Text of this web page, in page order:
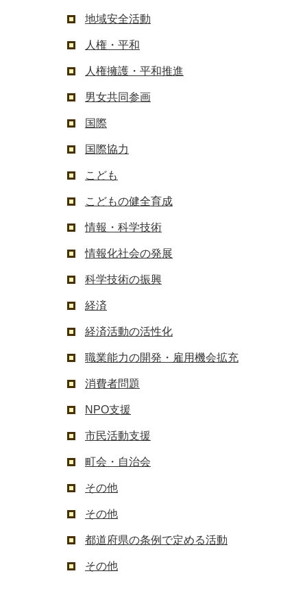
地域安全活動
人権・平和
人権擁護・平和推進
男女共同参画
国際
国際協力
こども
こどもの健全育成
情報・科学技術
情報化社会の発展
科学技術の振興
経済
経済活動の活性化
職業能力の開発・雇用機会拡充
消費者問題
NPO支援
市民活動支援
町会・自治会
その他
その他
都道府県の条例で定める活動
その他